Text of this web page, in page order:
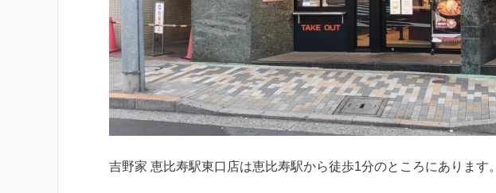
吉野家 恵比寿駅東口店は恵比寿駅から徒歩1分のところにあります。